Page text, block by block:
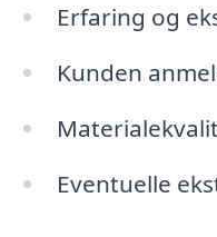
Erfaring og
Kunden
Eventuelle